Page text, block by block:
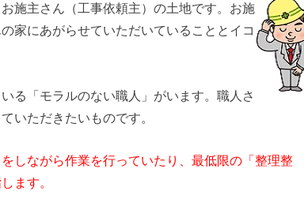
施主さん（工事依頼主）の土地です。お施
家にあがらせていただいていることとイコ
る「モラルのない職人」がいます。職人さ
いただきたいものです。
しながら作業を行っていたり、最低限の「整理整
ます。